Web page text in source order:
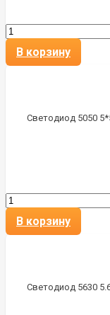
В корзину
Светодиод 5050
В корзину
Светодиод 5630